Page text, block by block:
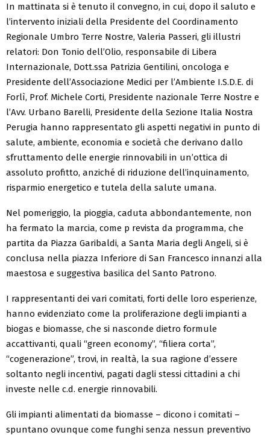
In mattinata si è tenuto il convegno, in cui, dopo il saluto e
l’intervento iniziali della Presidente del Coordinamento
Regionale Umbro Terre Nostre, Valeria Passeri, gli illustri
relatori: Don Tonio dell’Olio, responsabile di Libera
Internazionale, Dott.ssa Patrizia Gentilini, oncologa e
Presidente dell’Associazione Medici per l’Ambiente I.S.D.E. di
Forlì, Prof. Michele Corti, Presidente nazionale Terre Nostre e
l’Avv. Urbano Barelli, Presidente della Sezione Italia Nostra
Perugia hanno rappresentato gli aspetti negativi in punto di
salute, ambiente, economia e società che derivano dallo
sfruttamento delle energie rinnovabili in un’ottica di
assoluto profitto, anziché di riduzione dell’inquinamento,
risparmio energetico e tutela della salute umana.
Nel pomeriggio, la pioggia, caduta abbondantemente, non
ha fermato la marcia, come p revista da programma, che
partita da Piazza Garibaldi, a Santa Maria degli Angeli, si è
conclusa nella piazza Inferiore di San Francesco innanzi alla
maestosa e suggestiva basilica del Santo Patrono.
I rappresentanti dei vari comitati, forti delle loro esperienze,
hanno evidenziato come la proliferazione degli impianti a
biogas e biomasse, che si nasconde dietro formule
accattivanti, quali “green economy”, “filiera corta”,
“cogenerazione”, trovi, in realtà, la sua ragione d’essere
soltanto negli incentivi, pagati dagli stessi cittadini a chi
investe nelle c.d. energie rinnovabili.
Gli impianti alimentati da biomasse – dicono i comitati –
spuntano ovunque come funghi senza nessun preventivo